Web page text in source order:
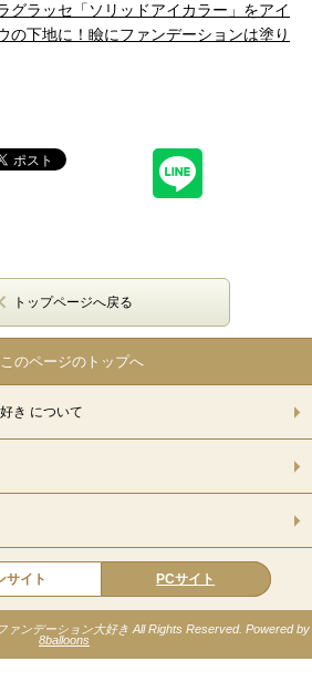
グラッセ「ソリッドアイカラー」をアイ
の下地に！瞼にファンデーションは塗り
トップページへ戻る
このページのトップへ
き について
サイト PCサイト
ァンデーション大好き All Rights Reserved. Powered by
8balloons